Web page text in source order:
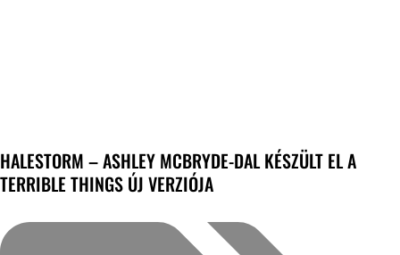
HALESTORM – ASHLEY MCBRYDE-DAL KÉSZÜLT EL A
TERRIBLE THINGS ÚJ VERZIÓJA